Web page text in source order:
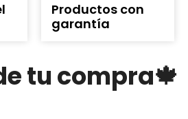
Productos con
garantía
tu compra🍁